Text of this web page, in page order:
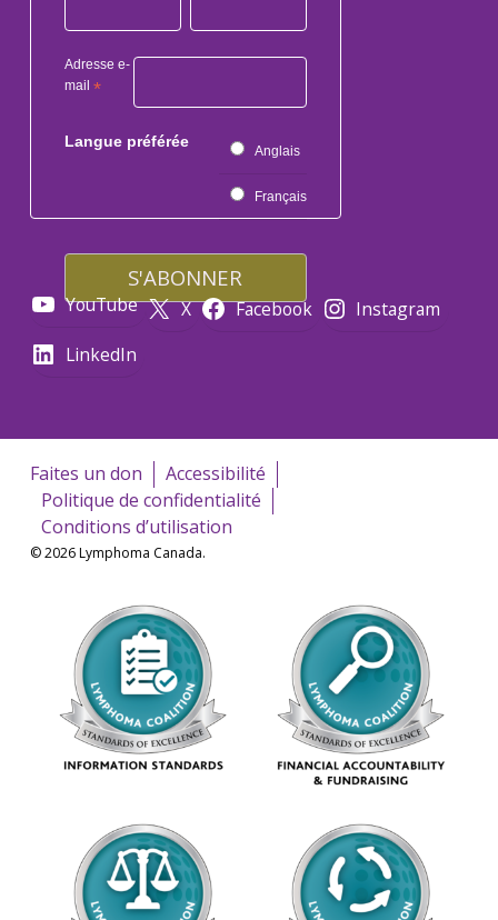
Adresse e-
mail *
Langue préférée
Anglais
Français
YouTube X Facebook
Instagram
LinkedIn
Faites un don
Accessibilité
Politique de confidentialité
Conditions d’utilisation
© 2026 Lymphoma Canada.